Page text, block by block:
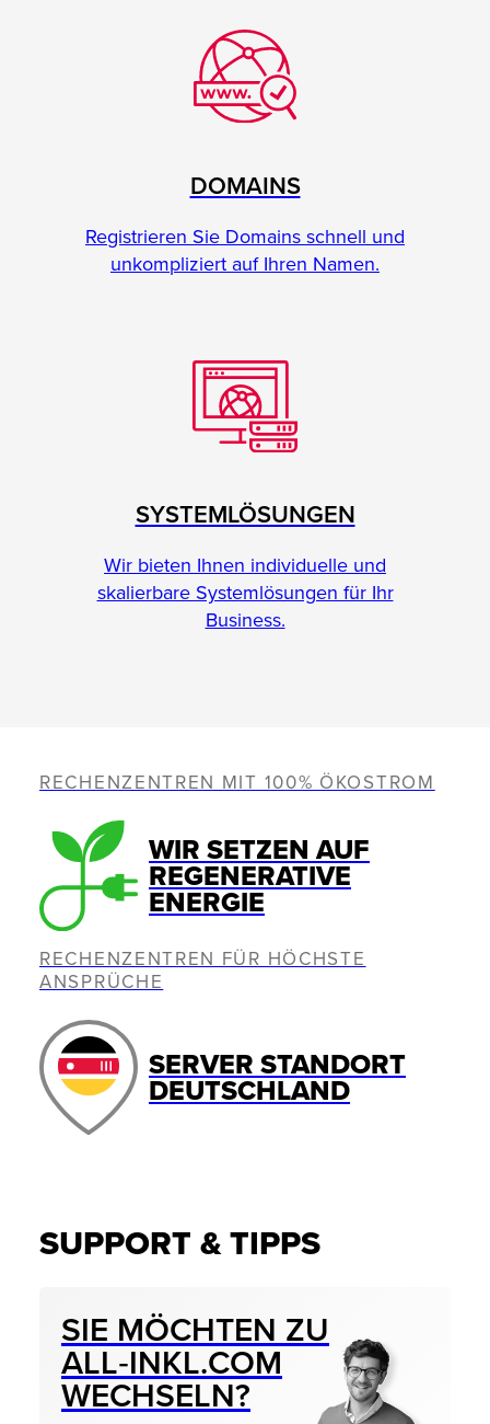
DOMAINS
Registrieren Sie Domains schnell und
unkompliziert auf Ihren Namen.
SYSTEMLÖSUNGEN
Wir bieten Ihnen individuelle und
skalierbare Systemlösungen für Ihr
Business.
RECHENZENTREN MIT 100% ÖKOSTROM
WIR SETZEN AUF
REGENERATIVE
ENERGIE
RECHENZENTREN FÜR HÖCHSTE
ANSPRÜCHE
SERVER STANDORT
DEUTSCHLAND
SUPPORT & TIPPS
SIE MÖCHTEN ZU
ALL‑INKL.COM
WECHSELN?